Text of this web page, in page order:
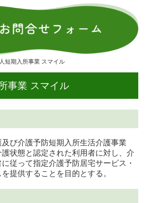
センター コート・スマイル
スマイル
員）
員｜パ）
助｜パ）
短期入所事業 スマイル
事業 スマイル
び介護予防短期入所生活介護事業
状態と認定された利用者に対し、介
従って指定介護予防居宅サービス・
提供することを目的とする。